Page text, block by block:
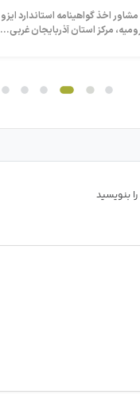
مرکز استان آذربایجان غربی...
بنویسید